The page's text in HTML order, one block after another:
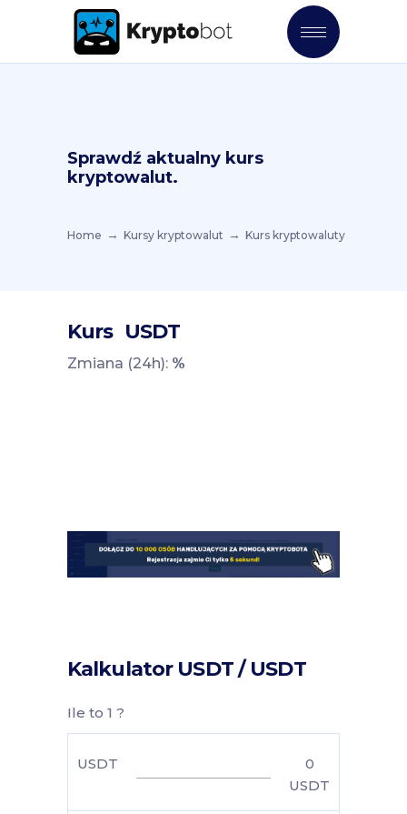
Sprawdź aktualny kurs
kryptowalut.
Home Kursy kryptowalut Kurs kryptowaluty
Kurs USDT
Zmiana (24h): %
Kalkulator USDT / USDT
Ile to 1 ?
USDT
0
USDT